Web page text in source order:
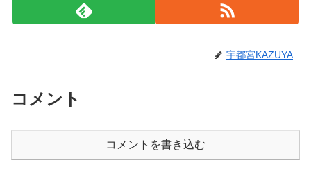
宇都宮KAZUYA
コメント
コメントを書き込む